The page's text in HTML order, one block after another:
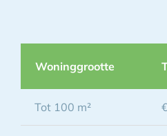
Woninggrootte
Tot 100 m²